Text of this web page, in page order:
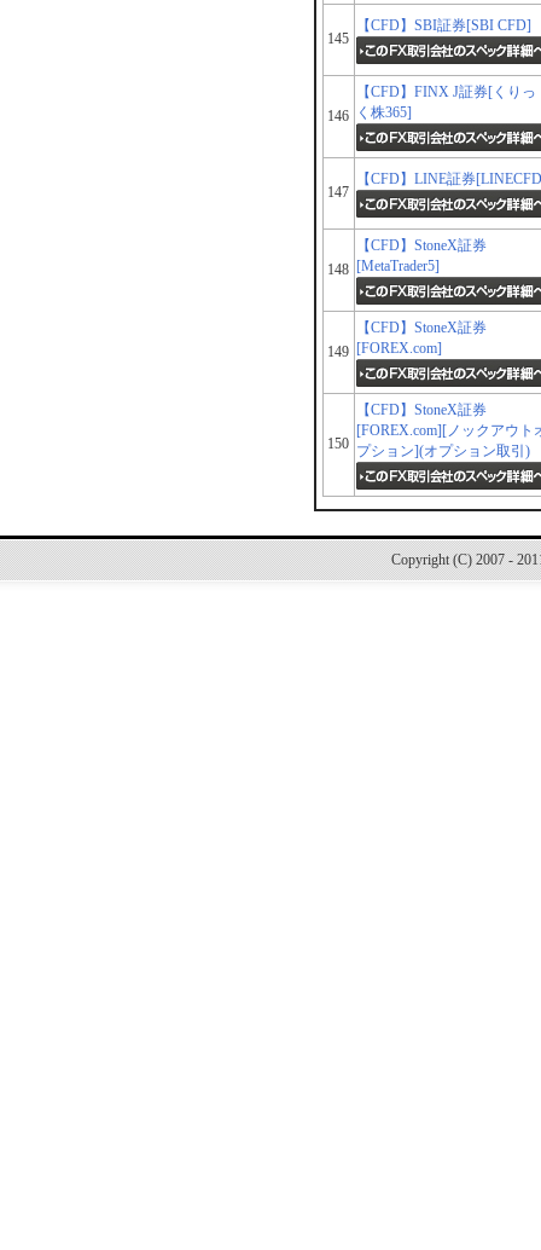
145
【CFD】SBI証券[SBI CFD]
146
【CFD】FINX J証券[くりっ
く株365]
147
【CFD】LINE証券
148
【CFD】StoneX証券
[MetaTrader5]
149
【CFD】StoneX証券
[FOREX.com]
150
【CFD】StoneX証券
[FOREX.com][ノックアウト
プション](オプション取引)
Copyright (C) 2007 -